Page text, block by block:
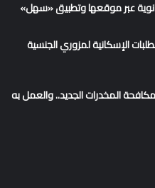
للثانوية عبر موقعها وتطبيق «سهل»
الإسكانية لمزوري الجنسية
المخدرات الجديد.. والعمل به